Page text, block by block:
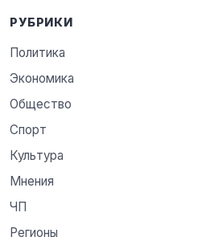
РУБРИКИ
Политика
Экономика
Общество
Спорт
Культура
Мнения
ЧП
Регионы